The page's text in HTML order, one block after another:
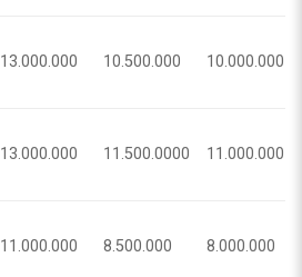
13.000.000 10.500.000 10.000.000
13.000.000 11.500.0000 11.000.000
11.000.000 8.500.000 8.000.000